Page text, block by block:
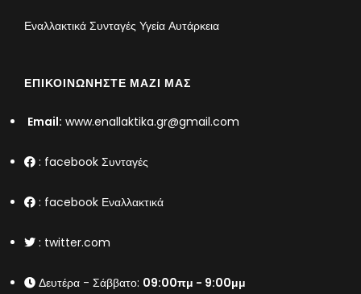
Εναλλακτικά Συνταγές Υγεία Αυτάρκεια
ΕΠΙΚΟΙΝΩΝΉΣΤΕ ΜΑΖΊ ΜΑΣ
Email: www.enallaktika.gr@gmail.com
: facebook Συνταγές
: facebook Εναλλακτικά
: twitter.com
Δευτέρα - Σάββατο: 09:00πμ - 9:00μμ